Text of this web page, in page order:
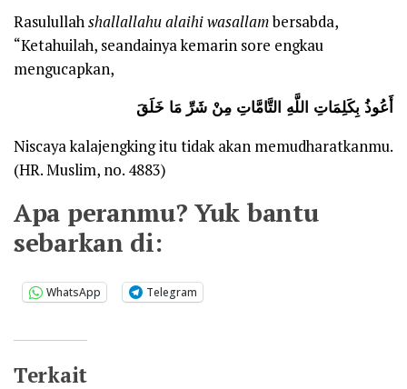
Rasulullahshallallahu alaihi wasallambersabda,
“Ketahuilah, seandainya kemarin sore engkau
mengucapkan,
أَعُوذُ بِكَلِمَاتِ اللَّهِ التَّامَّاتِ مِنْ شَرِّ مَا خَلَقَ
Niscaya kalajengking itu tidak akan memudharatkanmu.
(HR. Muslim, no. 4883)
Apa peranmu? Yuk bantu
sebarkan di:
WhatsApp Telegram
Terkait